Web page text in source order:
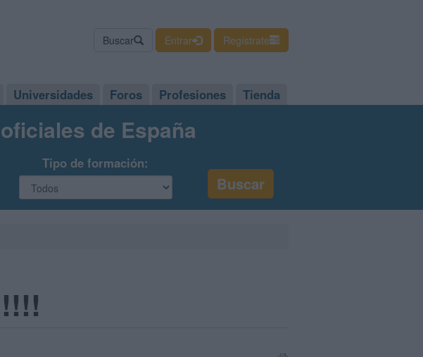
Buscar Entrar Regístrate
Universidades Foros Profesiones Tienda
de España
Tipo de formación: